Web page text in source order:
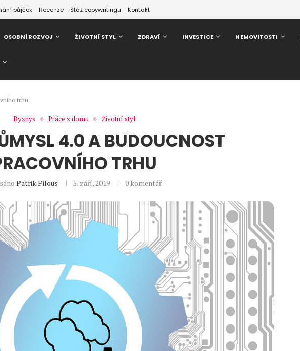
půjček Recenze Stáž copywritingu Kontakt
OSOBNÍ ROZVOJ ŽIVOTNÍ STYL ZDRAVÍ INVESTICE NEMOVITOSTI
trhu
Byznys Práce z domu Životní styl
4.0 A BUDOUCNOST
TRHU
Patrik Pilous 5. září, 2019 0 komentář